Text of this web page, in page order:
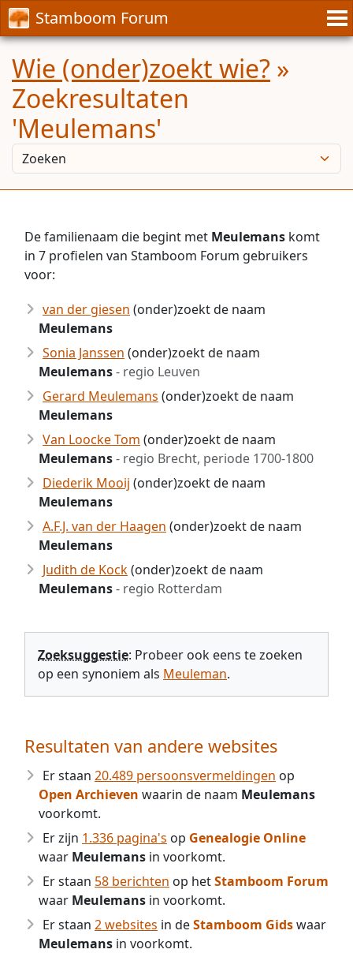
Stamboom Forum
Wie (onder)zoekt wie? »
Zoekresultaten
'Meulemans'
De familienaam die begint met Meulemans komt
in 7 profielen van Stamboom Forum gebruikers
voor:
van der giesen (onder)zoekt de naam
Meulemans
Sonia Janssen (onder)zoekt de naam
Meulemans- regio Leuven
Gerard Meulemans (onder)zoekt de naam
Meulemans
Van Loocke Tom (onder)zoekt de naam
Meulemans- regio Brecht, periode 1700-1800
Diederik Mooij (onder)zoekt de naam
Meulemans
A.F.J. van der Haagen (onder)zoekt de naam
Meulemans
Judith de Kock(onder)zoekt de naam
Meulemans- regio Rotterdam
Zoeksuggestie: Probeer ook eens te zoeken
op een synoniem als Meuleman.
Resultaten van andere websites
Er staan 20.489 persoonsvermeldingen op
Open Archieven waarin de naam Meulemans
voorkomt.
Er zijn 1.336 pagina's op Genealogie Online
waar Meulemans in voorkomt.
Er staan 58 berichten op hetStamboom Forum
waar Meulemans in voorkomt.
Er staan 2 websites in deStamboom Gidswaar
Meulemans in voorkomt.